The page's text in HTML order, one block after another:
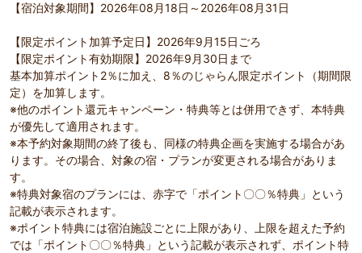
【宿泊対象期間】2026年08月18日～2026年08月31日
【限定ポイント加算予定日】2026年9月15日ごろ
【限定ポイント有効期限】2026年9月30日まで
基本加算ポイント2％に加え、8％のじゃらん限定ポイント（期間限
定）を加算します。
※他のポイント還元キャンペーン・特典等とは併用できず、本特典
が優先して適用されます。
※本予約対象期間の終了後も、同様の特典企画を実施する場合があ
ります。その場合、対象の宿・プランが変更される場合がありま
す。
※特典対象宿のプランには、赤字で「ポイント〇〇％特典」という
記載が表示されます。
※ポイント特典には宿泊施設ごとに上限があり、上限を超えた予約
では「ポイント〇〇％特典」という記載が表示されず、ポイント特